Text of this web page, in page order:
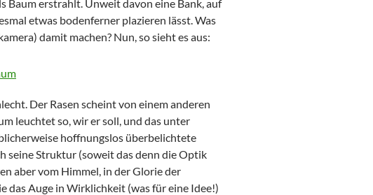
Baum erstrahlt. Unweit davon eine Bank, auf
etwas bodenferner plazieren lässt. Was
damit machen? Nun, so sieht es aus:
Der Rasen scheint von einem anderen
leuchtet so, wir er soll, und das unter
hoffnungslos überbelichtete
seine Struktur (soweit das denn die Optik
aber vom Himmel, in der Glorie der
das Auge in Wirklichkeit (was für eine Idee!)